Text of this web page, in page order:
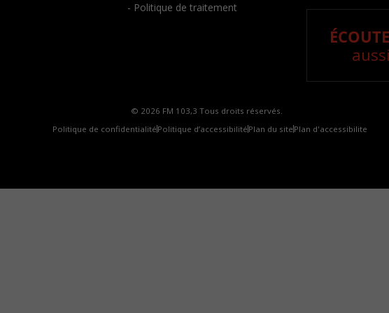
- Politique de traitement
© 2026 FM 103,3 Tous droits réservés.
Politique de confidentialité Politique d’accessibilité Plan du site Plan d'accessibilite